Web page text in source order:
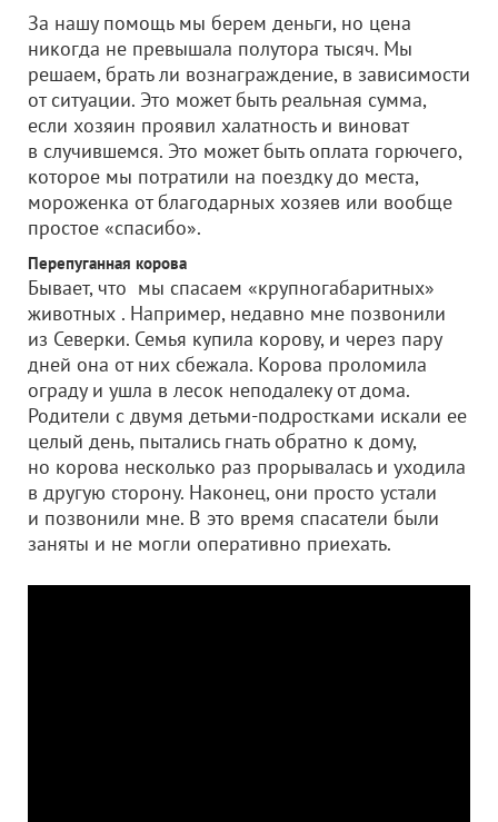
За нашу помощь мы берем деньги, но цена
никогда не превышала полутора тысяч. Мы
решаем, брать ли вознаграждение, в зависимости
от ситуации. Это может быть реальная сумма,
если хозяин проявил халатность и виноват
в случившемся. Это может быть оплата горючего,
которое мы потратили на поездку до места,
мороженка от благодарных хозяев или вообще
простое «спасибо».
Перепуганная корова
Бывает, что мы спасаем «крупногабаритных»
животных . Например, недавно мне позвонили
из Северки. Семья купила корову, и через пару
дней она от них сбежала. Корова проломила
ограду и ушла в лесок неподалеку от дома.
Родители с двумя детьми-подростками искали ее
целый день, пытались гнать обратно к дому,
но корова несколько раз прорывалась и уходила
в другую сторону. Наконец, они просто устали
и позвонили мне. В это время спасатели были
заняты и не могли оперативно приехать.